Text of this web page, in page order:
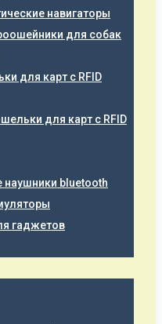
навигаторы
для собак
для карт с RFID
для карт с RFID
наушники bluetooth
гаджетов